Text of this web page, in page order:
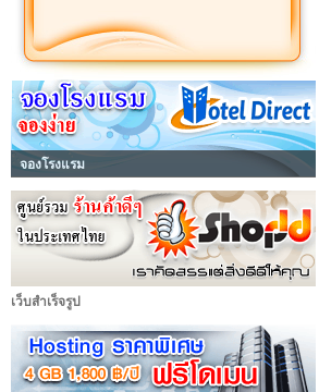
จองโรงแรม
เว็บสำเร็จรูป